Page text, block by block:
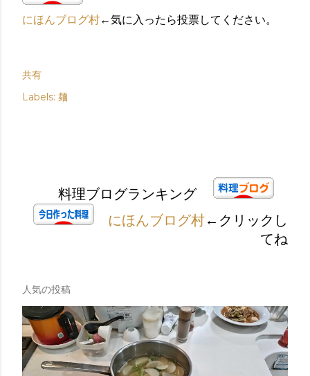
にほんブログ村←気に入ったら投票してください。
共有
Labels: 麺
料理ブログランキング
にほんブログ村←クリックし
てね
人気の投稿